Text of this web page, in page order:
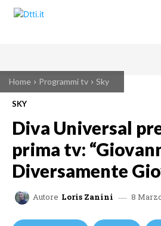
Home Programmi tv Sky
SKY
Diva Universal
prima tv:
Diversamente
Autore Loris Zanini 8